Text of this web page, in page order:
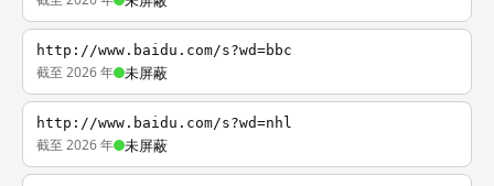
http://www.baidu.com/s?wd=bbc
截至 2026 年 未屏蔽
http://www.baidu.com/s?wd=nhl
截至 2026 年 未屏蔽